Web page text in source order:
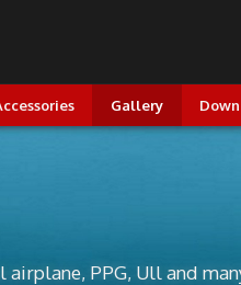
Gallery
PPG, Ull and